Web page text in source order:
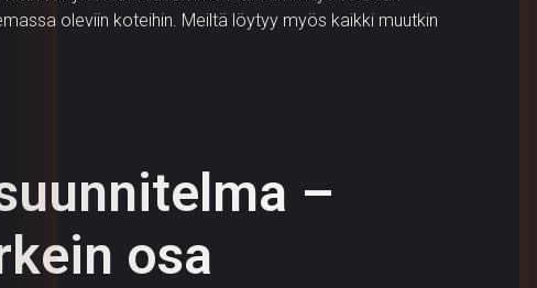
oleviin koteihin. Meiltä löytyy myös kaikki muutkin
–
osa